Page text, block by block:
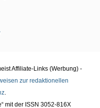
Affiliate-Links (Werbung) -
zur redaktionellen
.
mit der ISSN 3052-816X